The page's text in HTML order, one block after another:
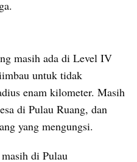
masih ada di Level IV
untuk tidak
enam kilometer. Masih
di Pulau Ruang, dan
yang mengungsi.
di Pulau